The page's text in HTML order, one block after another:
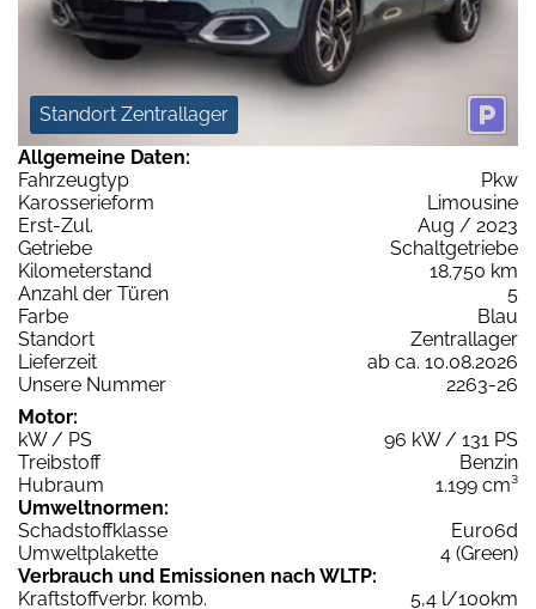
Standort Zentrallager
Allgemeine Daten:
Fahrzeugtyp
Pkw
Karosserieform
Limousine
Erst-Zul.
Aug / 2023
Getriebe
Schaltgetriebe
Kilometerstand
18.750 km
Anzahl der Türen
5
Farbe
Blau
Standort
Zentrallager
Lieferzeit
ab ca. 10.08.2026
Unsere Nummer
2263-26
Motor:
kW / PS
96 kW / 131 PS
Treibstoff
Benzin
Hubraum
1.199 cm³
Umweltnormen:
Schadstoffklasse
Euro6d
Umweltplakette
4 (Green)
Verbrauch und Emissionen nach WLTP:
Kraftstoffverbr. komb.
5,4 l/100km